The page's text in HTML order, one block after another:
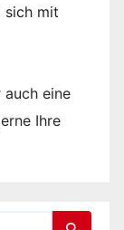
sich mit
auch eine
Ihre